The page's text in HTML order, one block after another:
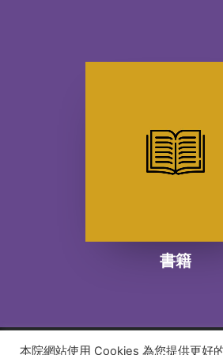
書籍
本院網站使用 Cookies 為您提供更好